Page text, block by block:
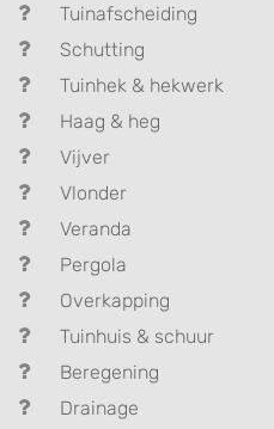
Tuinafscheiding
Schutting
Tuinhek & hekwerk
Haag & heg
Vijver
Vlonder
Veranda
Pergola
Overkapping
Tuinhuis & schuur
Beregening
Drainage